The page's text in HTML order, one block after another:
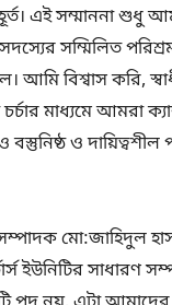
এই সম্মাননা
সম্মিলিত
আমি বিশ্বাস করি,
মাধ্যমে আমরা
ও দায়িত্বশীল
সম্পাদক মো:জাহিদুল
ইউনিটির সাধারণ